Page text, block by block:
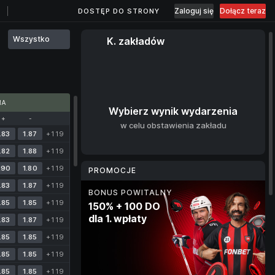
DOSTĘP DO STRONY Zaloguj się Dołącz teraz
Wszystko
+ -
1.87
+119
1.88
+119
1.80
+119
1.87
+119
1.85
+119
1.87
+119
1.85
+119
1.85
+119
1.85
+119
K. zakładów
Wybierz wynik wydarzenia
w celu obstawienia zakładu
PROMOCJE
BONUS POWITALNY
150% + 100 DO
dla 1. wpłaty
RYNEK BONUSOWY
Darmowe zakłady
do 400 zł
za obstawianie sportu
BONUS KRYPTOWALUTOWY
10% dla każdej wpłaty
w kryptowalucie
PROGRAM LOJALNOŚCIOWY
Cashback
do wartości 20%